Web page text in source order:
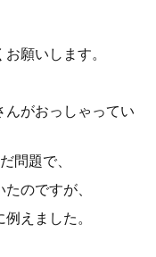
願いします。
んがおっしゃってい
問題で、
のですが、
えました。